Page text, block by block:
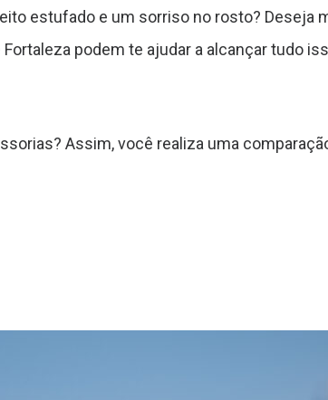
estufado e um sorriso no rosto? Deseja
podem te ajudar a alcançar tudo
Assim, você realiza uma